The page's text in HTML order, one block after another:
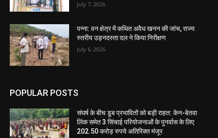
July 7, 2026
पन्ना: वन क्षेत्र में कथित अवैध खनन की जांच, राज्य
स्तरीय उड़नदस्ता दल ने किया निरीक्षण
July 6, 2026
POPULAR POSTS
संघर्ष के बीच डूब प्रभावितों को बड़ी राहत: केन-बेतवा
लिंक समेत 3 सिंचाई परियोजनाओं के पुनर्वास के लिए
202.50 करोड़ रुपये अतिरिक्त मंजूर